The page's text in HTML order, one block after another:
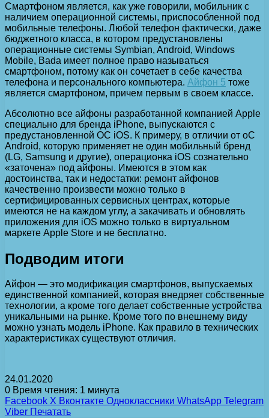
Смартфоном является, как уже говорили, мобильник с
наличием операционной системы, приспособленной под
мобильные телефоны. Любой телефон фактически, даже
бюджетного класса, в котором предустановлены
операционные системы Symbian, Android, Windows
Mobile, Bada имеет полное право называться
смартфоном, потому как он сочетает в себе качества
телефона и персонального компьютера. Айфон 5 тоже
является смартфоном, причем первым в своем классе.
Абсолютно все айфоны разработанной компанией Apple
специально для бренда iPhone, выпускаются с
предустановленной ОС iOS. К примеру, в отличии от оС
Android, которую применяет не один мобильный бренд
(LG, Samsung и другие), операционка iOS сознательно
«заточена» под айфоны. Имеются в этом как
достоинства, так и недостатки: ремонт айфонов
качественно произвести можно только в
сертифицированных сервисных центрах, которые
имеются не на каждом углу, а закачивать и обновлять
приложения для iOS можно только в виртуальном
маркете Apple Store и не бесплатно.
Подводим итоги
Айфон — это модификация смартфонов, выпускаемых
единственной компанией, которая внедряет собственные
технологии, а кроме того делает собственные устройства
уникальными на рынке. Кроме того по внешнему виду
можно узнать модель iPhone. Как правило в технических
характеристиках существуют отличия.
24.01.2020
0 Время чтения: 1 минута
Facebook X Вконтакте Одноклассники WhatsApp Telegram
Viber Печатать